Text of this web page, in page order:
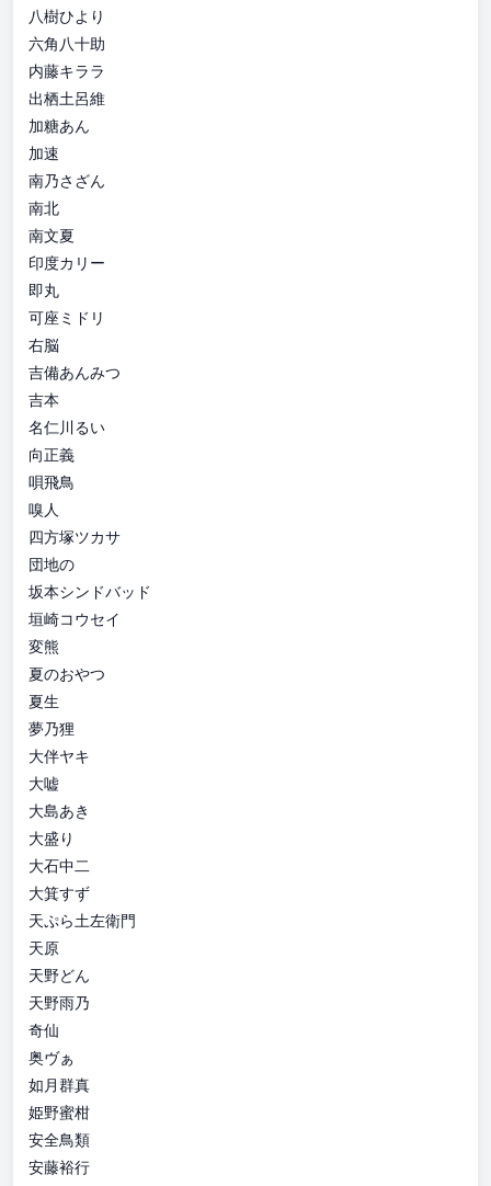
八樹ひより
六角八十助
内藤キララ
出栖土呂維
加糖あん
加速
南乃さざん
南北
南文夏
印度カリー
即丸
可座ミドリ
右脳
吉備あんみつ
吉本
名仁川るい
向正義
唄飛鳥
嗅人
四方塚ツカサ
団地の
坂本シンドバッド
垣崎コウセイ
変熊
夏のおやつ
夏生
夢乃狸
大伴ヤキ
大嘘
大島あき
大盛り
大石中二
大箕すず
天ぷら土左衛門
天原
天野どん
天野雨乃
奇仙
奥ヴぁ
如月群真
姫野蜜柑
安全鳥類
安藤裕行